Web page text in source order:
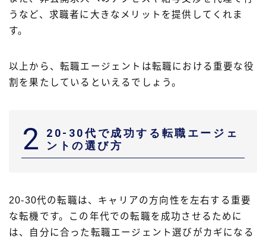
うなど、求職者に大きなメリットを提供してくれま
す。
以上から、転職エージェントは転職における重要な役
割を果たしているといえるでしょう。
2
20-30代で成功する転職エージェ
ントの選び方
20-30代の転職は、キャリアの方向性を左右する重要
な転機です。この年代での転職を成功させるために
は、自分に合った転職エージェント選びがカギになる